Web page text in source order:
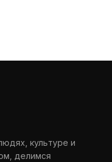
культуре и
делимся